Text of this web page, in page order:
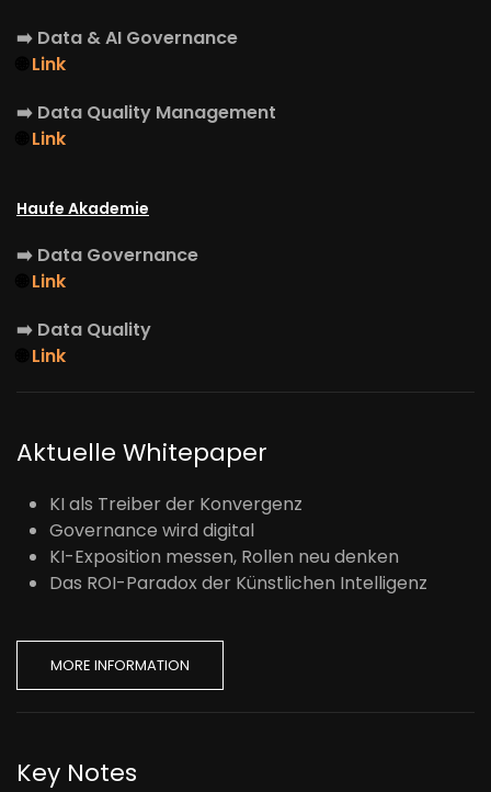
➡️ Data & AI Governance
Link
➡️ Data Quality Management
Link
Haufe Akademie
➡️ Data Governance
Link
➡️ Data Quality
Link
Aktuelle Whitepaper
KI als Treiber der Konvergenz
Governance wird digital
KI-Exposition messen, Rollen neu denken
Das ROI-Paradox der Künstlichen Intelligenz
MORE INFORMATION
Key Notes